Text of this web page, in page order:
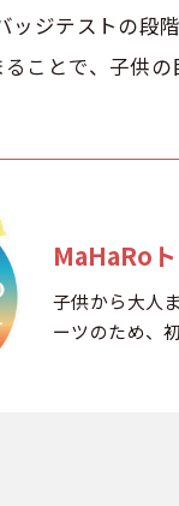
ッジテストの段
ことで、子供
MaHaRo
子供から大人
ーツのため、